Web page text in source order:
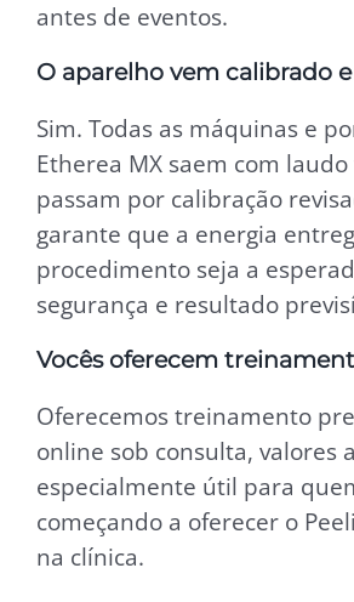
antes de eventos.
O aparelho vem calibrado
Sim. Todas as máquinas e
Etherea MX saem com
passam por calibração
garante que a energia
procedimento seja a
segurança e resultado
Vocês oferecem
Oferecemos treinamento
online sob consulta, valores
especialmente útil para
começando a oferecer o
na clínica.